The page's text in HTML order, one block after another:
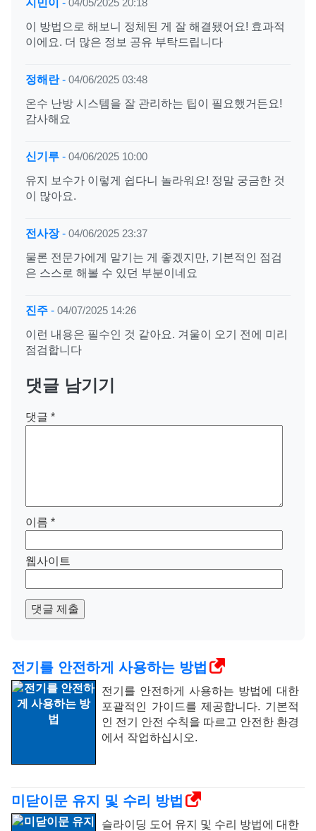
지민이 - 04/05/2025 20:18
이 방법으로 해보니 정체된 게 잘 해결됐어요! 효과적
이에요. 더 많은 정보 공유 부탁드립니다
정해란- 04/06/2025 03:48
온수 난방 시스템을 잘 관리하는 팁이 필요했거든요!
감사해요
신기루 - 04/06/2025 10:00
유지 보수가 이렇게 쉽다니 놀라워요! 정말 궁금한 것
이 많아요.
전사장- 04/06/2025 23:37
물론 전문가에게 맡기는 게 좋겠지만, 기본적인 점검
은 스스로 해볼 수 있던 부분이네요
진주 - 04/07/2025 14:26
이런 내용은 필수인 것 같아요. 겨울이 오기 전에 미리
점검합니다
댓글 남기기
댓글 *
이름 *
웹사이트
댓글 제출
전기를 안전하게 사용하는 방법
전기를 안전하게 사용하는 방법에 대한
포괄적인 가이드를 제공합니다. 기본적
인 전기 안전 수칙을 따르고 안전한 환경
에서 작업하십시오.
미닫이문 유지 및 수리 방법
슬라이딩 도어 유지 및 수리 방법에 대한